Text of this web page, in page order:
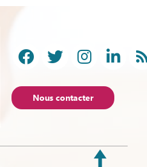
Nous contacter